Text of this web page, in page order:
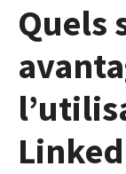
Quels